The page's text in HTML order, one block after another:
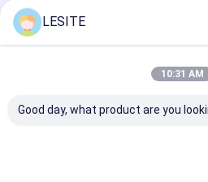
LESITE
10:31 AM
Good day, what product are you